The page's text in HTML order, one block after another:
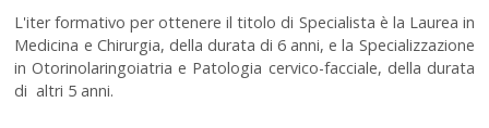
L'iter formativo per ottenere il titolo di Specialista è la Laurea in
Medicina e Chirurgia, della durata di 6 anni, e la Specializzazione
in Otorinolaringoiatria e Patologia cervico-facciale, della durata
di altri 5 anni.